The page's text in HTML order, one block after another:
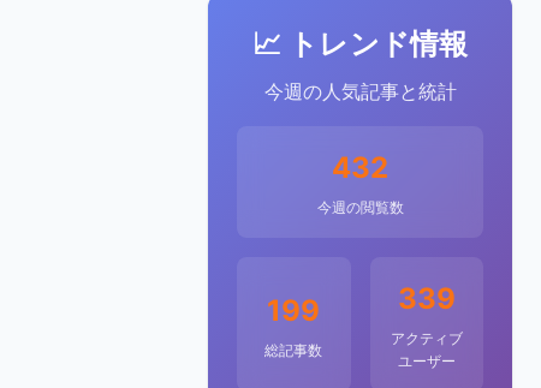
📈 トレンド情報
今週の人気記事と統計
432
今週の閲覧数
199
総記事数
339
アクティブ
ユーザー